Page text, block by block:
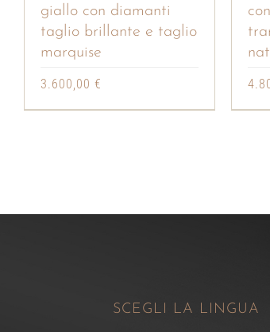
giallo con diamanti
taglio brillante e taglio
marquise
3.600,00 €
SCEGLI LA LINGUA